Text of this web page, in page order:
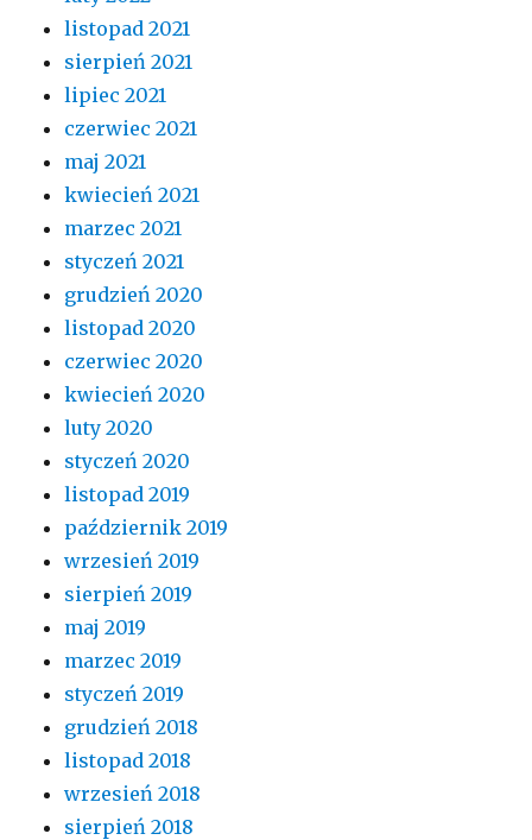
listopad 2021
sierpień 2021
lipiec 2021
czerwiec 2021
maj 2021
kwiecień 2021
marzec 2021
styczeń 2021
grudzień 2020
listopad 2020
czerwiec 2020
kwiecień 2020
luty 2020
styczeń 2020
listopad 2019
październik 2019
wrzesień 2019
sierpień 2019
maj 2019
marzec 2019
styczeń 2019
grudzień 2018
listopad 2018
wrzesień 2018
sierpień 2018